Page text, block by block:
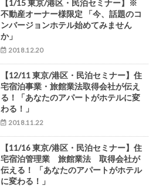
【1/15 東京/港区・民泊セミナー】※
不動産オーナー様限定 「今、話題のコ
ンバージョンホテル始めてみません
か」
2018.12.20
【12/11 東京/港区・民泊セミナー】住
宅宿泊事業・旅館業法取得会社が伝え
る！「あなたのアパートがホテルに変
わる！」
2018.11.22
【11/16 東京/港区・民泊セミナー】住
宅宿泊管理業 旅館業法 取得会社が
伝える！ 「あなたのアパートがホテル
に変わる！」